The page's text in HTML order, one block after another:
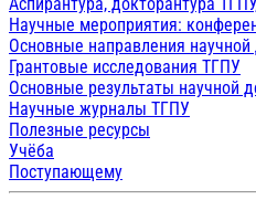
Научные мероприятия:
Основные направления научной
Грантовые исследования ТГПУ
Основные результаты научной
Научные журналы ТГПУ
Полезные ресурсы
Учёба
Поступающему